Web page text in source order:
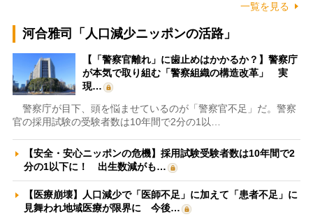
一覧を見る
河合雅司「人口減少ニッポンの活路」
【「警察官離れ」に歯止めはかかるか？】警察庁
が本気で取り組む「警察組織の構造改革」 実
現…
警察庁が目下、頭を悩ませているのが「警察官不足」だ。警察
官の採用試験の受験者数は10年間で2分の1以…
【安全・安心ニッポンの危機】採用試験受験者数は10年間で2
分の1以下に！ 出生数減がも…
【医療崩壊】人口減少で「医師不足」に加えて「患者不足」に
見舞われ地域医療が限界に 今後…